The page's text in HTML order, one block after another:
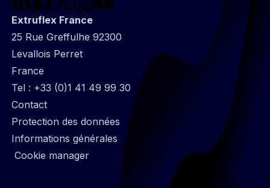
Extruflex France
25 Rue Greffulhe 92300
Levallois Perret
France
Tel : +33 (0)1 41 49 99 30
@
Footer
infos
Contact
Protection des données
Informations générales
Cookie manager